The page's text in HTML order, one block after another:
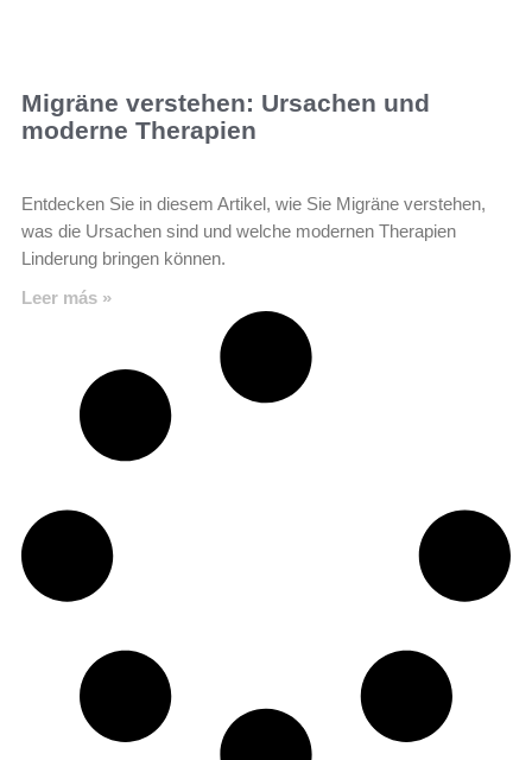
Migräne verstehen: Ursachen und
moderne Therapien
Entdecken Sie in diesem Artikel, wie Sie Migräne verstehen,
was die Ursachen sind und welche modernen Therapien
Linderung bringen können.
Leer más »